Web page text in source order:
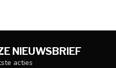
NIEUWSBRIEF
acties